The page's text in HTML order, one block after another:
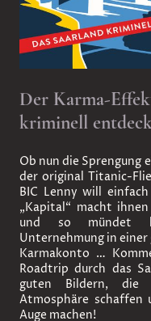
Der Karma-
kriminell
Ob nun die Sprengung
der original Titanic-
BIC Lenny will
„Kapital“ macht
und so mündet
Unternehmung in einer
Karmakonto …
Roadtrip durch das
guten Bildern, die
Atmosphäre schaffen
Auge machen!